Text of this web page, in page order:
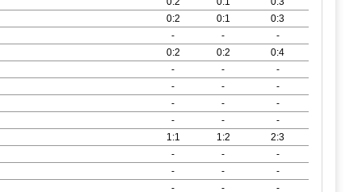
0:2 0:1
0:3
- -
-
0:2 0:2
0:4
- -
-
- -
-
- -
-
- -
-
1:1 1:2
2:3
- -
-
- -
-
- -
-